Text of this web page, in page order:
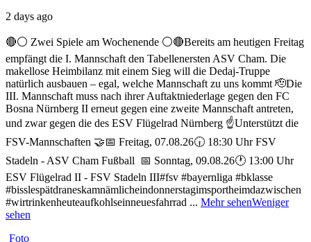
2 days ago
🔴⚪ Zwei Spiele am Wochenende ⚪️🔴Bereits am heutigen Freitag
empfängt die I. Mannschaft den Tabellenersten ASV Cham. Die
makellose Heimbilanz mit einem Sieg will die Dedaj-Truppe
natürlich ausbauen – egal, welche Mannschaft zu uns kommt 🫡Die
III. Mannschaft muss nach ihrer Auftaktniederlage gegen den FC
Bosna Nürnberg II erneut gegen eine zweite Mannschaft antreten,
und zwar gegen die des ESV Flügelrad Nürnberg ☝️Unterstützt die
FSV-Mannschaften 🤝📅 Freitag, 07.08.26🕡 18:30 Uhr FSV
Stadeln - ASV Cham Fußball
📅 Sonntag, 09.08.26🕐 13:00 Uhr
ESV Flügelrad II - FSV Stadeln III#fsv #bayernliga #bklasse
#bisslespätdraneskamnämlicheindonnerstagimsportheimdazwischen
#wirtrinkenheuteaufkohlseinneuesfahrrad ... Mehr sehenWeniger
sehen
Foto